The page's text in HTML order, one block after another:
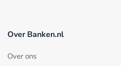
Over Banken.nl
Over ons